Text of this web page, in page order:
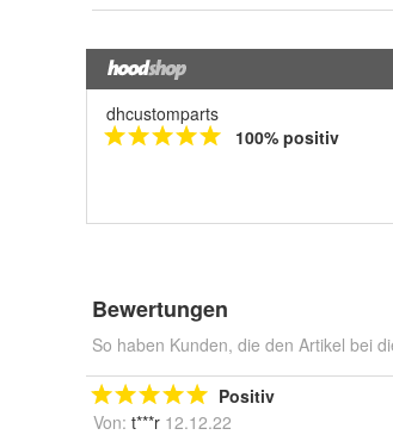
dhcustomparts
100% positiv
Bewertungen
So haben Kunden, die den Artikel bei
Positiv
Von: t***r 12.12.22